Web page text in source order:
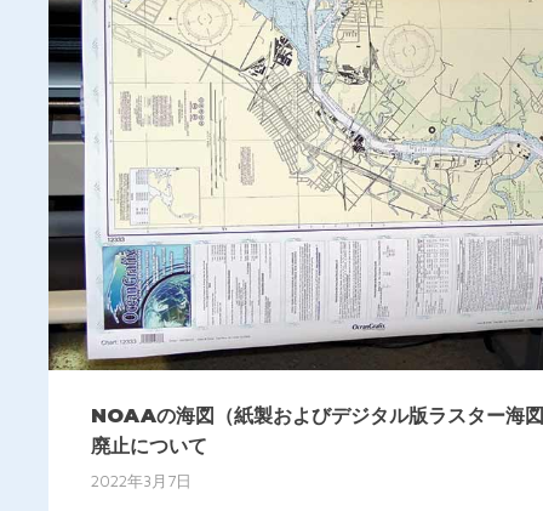
NOAAの海図（紙製およびデジタル版ラスター海
廃止について
2022年3月7日